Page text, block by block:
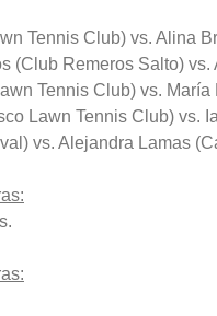
Tennis Club) vs. Alina
(Club Remeros Salto)
Tennis Club) vs.
Lawn Tennis Club) vs.
vs. Alejandra Lamas